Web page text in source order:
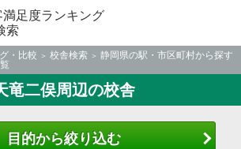
足度ランキング
索
・比較 校舎検索
静岡県の駅・市区町村から探す
竜二俣周辺の校舎
目的から絞り込む